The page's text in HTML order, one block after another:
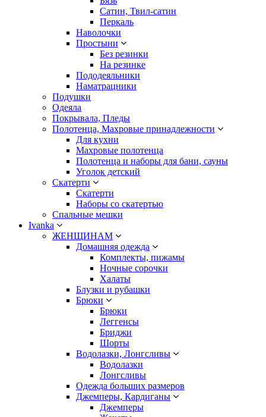
Сатин, Твил-сатин
Перкаль
Наволочки
Простыни
Без резинки
На резинке
Пододеяльники
Наматрацники
Подушки
Одеяла
Покрывала, Пледы
Полотенца, Махровые принадлежности
Для кухни
Махровые полотенца
Полотенца и наборы для бани, сауны
Уголок детский
Скатерти
Скатерти
Наборы со скатертью
Спальные мешки
Ivanka
ЖЕНЩИНАМ
Домашняя одежда
Комплекты, пижамы
Ночные сорочки
Халаты
Блузки и рубашки
Брюки
Брюки
Леггенсы
Бриджи
Шорты
Водолазки, Лонгсливы
Водолазки
Лонгсливы
Одежда больших размеров
Джемперы, Кардиганы
Джемперы